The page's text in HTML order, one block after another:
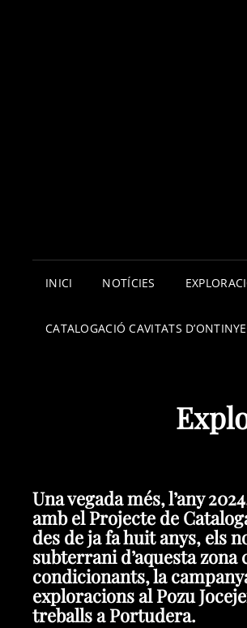
INICI NOTÍCIES
CATALOGACIÓ CAVITATS
Una vegada més, l’any
amb el Projecte de
des de ja fa huit anys, els
subterrani d’aquesta
condicionants, la
exploracions al Pozu
treballs a Portudera.